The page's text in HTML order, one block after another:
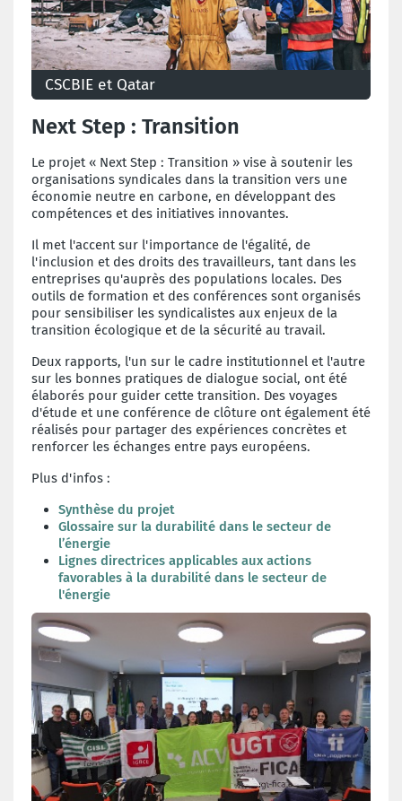
CSCBIE et Qatar
La CSCBIE dénonce depuis de nombreuses années les
conditions de vie et de travail pénibles des ouvriers
(migrants) de la construction au Qatar. La CSCBIE qui
en octobre 2013 avait, à l’époque, déjà constaté la
tragédie humaine et lancé l’alarme auprès des
autorités locales et certaines entreprises de
construction actives sur les chantiers.
Next Step : Transition
Le projet « Next Step : Transition » vise à soutenir les
organisations syndicales dans la transition vers une
économie neutre en carbone, en développant des
compétences et des initiatives innovantes.
Il met l'accent sur l'importance de l'égalité, de
l'inclusion et des droits des travailleurs, tant dans les
entreprises qu'auprès des populations locales. Des
outils de formation et des conférences sont organisés
pour sensibiliser les syndicalistes aux enjeux de la
transition écologique et de la sécurité au travail.
Deux rapports, l'un sur le cadre institutionnel et l'autre
sur les bonnes pratiques de dialogue social, ont été
élaborés pour guider cette transition. Des voyages
d'étude et une conférence de clôture ont également été
réalisés pour partager des expériences concrètes et
renforcer les échanges entre pays européens.
Plus d'infos :
Synthèse du projet
Glossaire sur la durabilité dans le secteur de
l’énergie
Lignes directrices applicables aux actions
favorables à la durabilité dans le secteur de
l'énergie